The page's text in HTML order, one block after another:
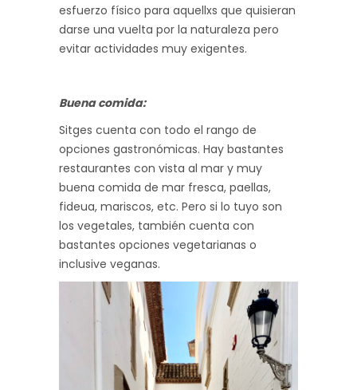
esfuerzo físico para aquellxs que quisieran
darse una vuelta por la naturaleza pero
evitar actividades muy exigentes.
Buena comida:
Sitges cuenta con todo el rango de
opciones gastronómicas. Hay bastantes
restaurantes con vista al mar y muy
buena comida de mar fresca, paellas,
fideua, mariscos, etc. Pero si lo tuyo son
los vegetales, también cuenta con
bastantes opciones vegetarianas o
inclusive veganas.